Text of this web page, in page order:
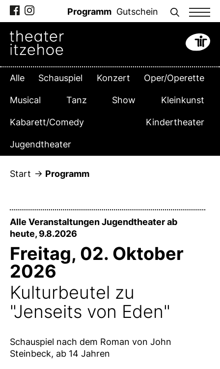
Zum
Inhalt
springen
Programm Gutschein
Alle Schauspiel Konzert Oper/Operette
Musical Tanz Show Kleinkunst
Kabarett/Comedy Kindertheater
Jugendtheater
Start Programm
Alle Veranstaltungen Jugendtheater ab
heute, 9.8.2026
Freitag, 02. Oktober
2026
Kulturbeutel zu
"Jenseits von Eden"
Schauspiel nach dem Roman von John
Steinbeck, ab 14 Jahren